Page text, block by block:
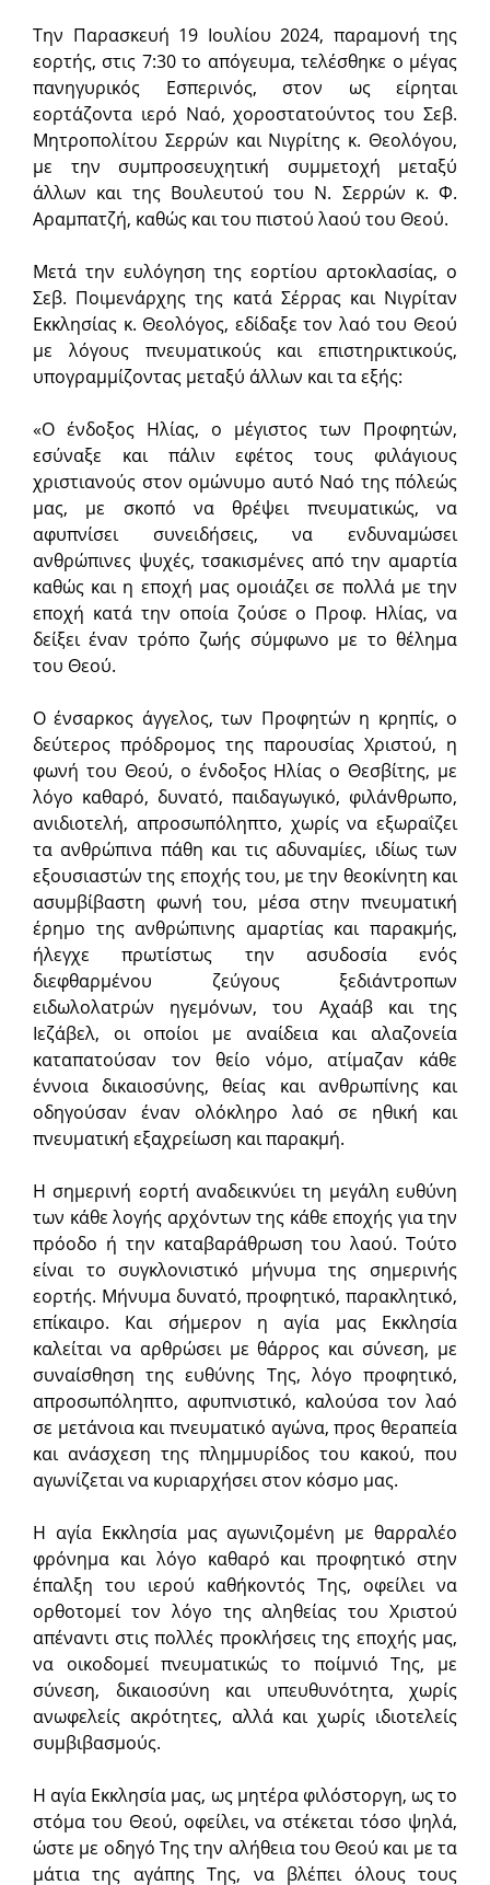
Την Παρασκευή 19 Ιουλίου 2024, παραμονή της
εορτής, στις 7:30 το απόγευμα, τελέσθηκε ο μέγας
πανηγυρικός Εσπερινός, στον ως είρηται
εορτάζοντα ιερό Ναό, χοροστατούντος του Σεβ.
Μητροπολίτου Σερρών και Νιγρίτης κ. Θεολόγου,
με την συμπροσευχητική συμμετοχή μεταξύ
άλλων και της Βουλευτού του Ν. Σερρών κ. Φ.
Αραμπατζή, καθώς και του πιστού λαού του Θεού.
Μετά την ευλόγηση της εορτίου αρτοκλασίας, ο
Σεβ. Ποιμενάρχης της κατά Σέρρας και Νιγρίταν
Εκκλησίας κ. Θεολόγος, εδίδαξε τον λαό του Θεού
με λόγους πνευματικούς και επιστηρικτικούς,
υπογραμμίζοντας μεταξύ άλλων και τα εξής:
«Ο ένδοξος Ηλίας, ο μέγιστος των Προφητών,
εσύναξε και πάλιν εφέτος τους φιλάγιους
χριστιανούς στον ομώνυμο αυτό Ναό της πόλεώς
μας, με σκοπό να θρέψει πνευματικώς, να
αφυπνίσει συνειδήσεις, να ενδυναμώσει
ανθρώπινες ψυχές, τσακισμένες από την αμαρτία
καθώς και η εποχή μας ομοιάζει σε πολλά με την
εποχή κατά την οποία ζούσε ο Προφ. Ηλίας, να
δείξει έναν τρόπο ζωής σύμφωνο με το θέλημα
του Θεού.
Ο ένσαρκος άγγελος, των Προφητών η κρηπίς, ο
δεύτερος πρόδρομος της παρουσίας Χριστού, η
φωνή του Θεού, ο ένδοξος Ηλίας ο Θεσβίτης, με
λόγο καθαρό, δυνατό, παιδαγωγικό, φιλάνθρωπο,
ανιδιοτελή, απροσωπόληπτο, χωρίς να εξωραΐζει
τα ανθρώπινα πάθη και τις αδυναμίες, ιδίως των
εξουσιαστών της εποχής του, με την θεοκίνητη και
ασυμβίβαστη φωνή του, μέσα στην πνευματική
έρημο της ανθρώπινης αμαρτίας και παρακμής,
ήλεγχε πρωτίστως την ασυδοσία ενός
διεφθαρμένου ζεύγους ξεδιάντροπων
ειδωλολατρών ηγεμόνων, του Αχαάβ και της
Ιεζάβελ, οι οποίοι με αναίδεια και αλαζονεία
καταπατούσαν τον θείο νόμο, ατίμαζαν κάθε
έννοια δικαιοσύνης, θείας και ανθρωπίνης και
οδηγούσαν έναν ολόκληρο λαό σε ηθική και
πνευματική εξαχρείωση και παρακμή.
Η σημερινή εορτή αναδεικνύει τη μεγάλη ευθύνη
των κάθε λογής αρχόντων της κάθε εποχής για την
πρόοδο ή την καταβαράθρωση του λαού. Τούτο
είναι το συγκλονιστικό μήνυμα της σημερινής
εορτής. Μήνυμα δυνατό, προφητικό, παρακλητικό,
επίκαιρο. Και σήμερον η αγία μας Εκκλησία
καλείται να αρθρώσει με θάρρος και σύνεση, με
συναίσθηση της ευθύνης Της, λόγο προφητικό,
απροσωπόληπτο, αφυπνιστικό, καλούσα τον λαό
σε μετάνοια και πνευματικό αγώνα, προς θεραπεία
και ανάσχεση της πλημμυρίδος του κακού, που
αγωνίζεται να κυριαρχήσει στον κόσμο μας.
Η αγία Εκκλησία μας αγωνιζομένη με θαρραλέο
φρόνημα και λόγο καθαρό και προφητικό στην
έπαλξη του ιερού καθήκοντός Της, οφείλει να
ορθοτομεί τον λόγο της αληθείας του Χριστού
απέναντι στις πολλές προκλήσεις της εποχής μας,
να οικοδομεί πνευματικώς το ποίμνιό Της, με
σύνεση, δικαιοσύνη και υπευθυνότητα, χωρίς
ανωφελείς ακρότητες, αλλά και χωρίς ιδιοτελείς
συμβιβασμούς.
Η αγία Εκκλησία μας, ως μητέρα φιλόστοργη, ως το
στόμα του Θεού, οφείλει, να στέκεται τόσο ψηλά,
ώστε με οδηγό Της την αλήθεια του Θεού και με τα
μάτια της αγάπης Της, να βλέπει όλους τους